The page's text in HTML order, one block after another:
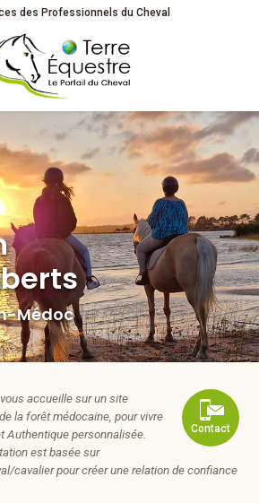
à Moulis-en-Médoc en Gironde
des Professionnels du Cheval
Médoc
Contact
accueille sur un site
la forêt médocaine, pour vivre
Authentique personnalisée.
est basée sur
cavalier pour créer une relation de confiance